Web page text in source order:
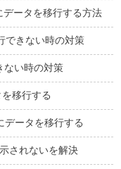
データを移行する方法
できない時の対策
ない時の対策
移行する
データを移行する
されないを解決